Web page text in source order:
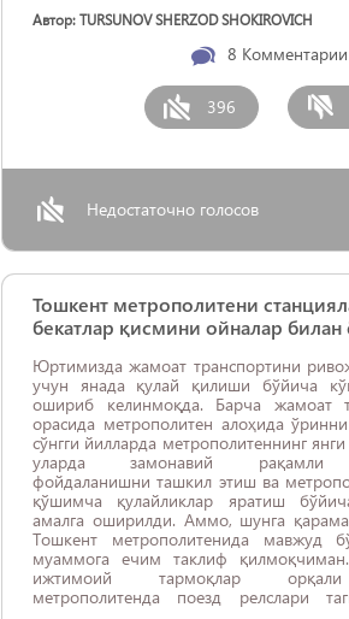
таълим муассасаларига бўлинади.
салбий ва қонунга хилоф
Автор: TURSUNOV SHERZOD SHOKIROVICH
8 Комментарии
396
Недостаточно голосов
Тошкент метрополитени
бекатлар қисмини ойналар
Юртимизда жамоат транспортини
учун янада қулай қилиши бўйича
ошириб келинмоқда. Барча жамоат
орасида метрополитен алоҳида ўринни
сўнгги йилларда метрополитеннинг
уларда замонавий рақамли
фойдаланишни ташкил этиш ва
қўшимча қулайликлар яратиш
амалга оширилди. Аммо, шунга
Тошкент метрополитенида мавжуд
муаммога ечим таклиф
ижтимоий тармоқлар орқали
метрополитенда поезд релслари